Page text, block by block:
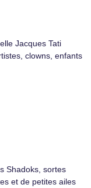
Jacques Tati
clowns, enfants
Shadoks, sortes
et de petites ailes